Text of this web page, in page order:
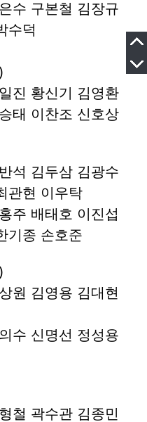
수 구본철 김장규
수덕
진 황신기 김영환
태 이찬조 신호상
석 김두삼 김광수
관현 이우탁
주 배태호 이진섭
기종 손호준
원 김영용 김대현
수 신명선 정성용
철 곽수관 김종민